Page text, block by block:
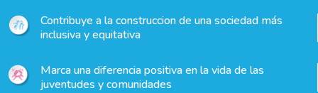
Contribuye a la construccion de una sociedad más
inclusiva y equitativa
Marca una diferencia positiva en la vida de las
juventudes y comunidades